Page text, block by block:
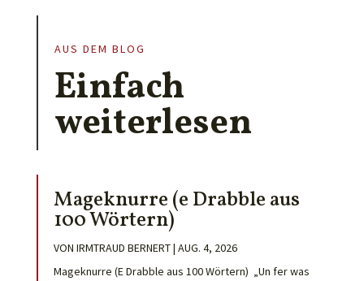
AUS DEM BLOG
Einfach
weiterlesen
Mageknurre (e Drabble aus
100 Wörtern)
VON IRMTRAUD BERNERT| AUG. 4, 2026
Mageknurre (E Drabble aus 100 Wörtern) „Un fer was